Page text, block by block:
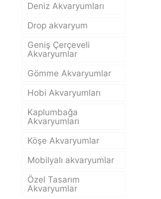
Deniz Akvaryumları
Drop akvaryum
Geniş Çerçeveli
Akvaryumlar
Gömme Akvaryumlar
Hobi Akvaryumları
Kaplumbağa
Akvaryumları
Köşe Akvaryumlar
Mobilyalı akvaryumlar
Özel Tasarım
Akvaryumlar